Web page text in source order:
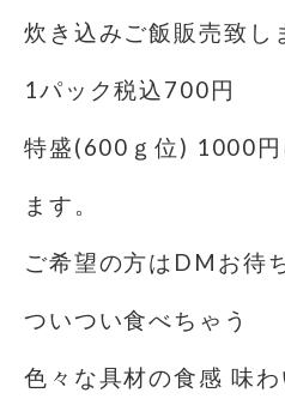
炊き込みご飯販売致し
1パック税込700円
特盛(600ｇ位) 1000円
ます。
ご希望の方はDMお待
ついつい食べちゃう
色々な具材の食感 味